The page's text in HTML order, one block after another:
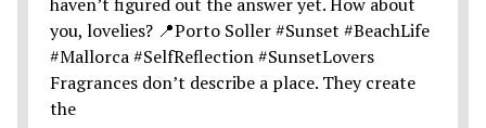
Fragrances don’t describe a place. They create
the